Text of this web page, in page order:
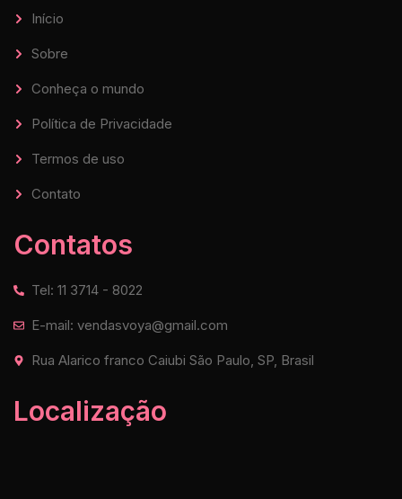
Início
Sobre
Conheça o mundo
Política de Privacidade
Termos de uso
Contato
Contatos
Tel: 11 3714 - 8022
E-mail: vendasvoya@gmail.com
Rua Alarico franco Caiubi São Paulo, SP, Brasil
Localização